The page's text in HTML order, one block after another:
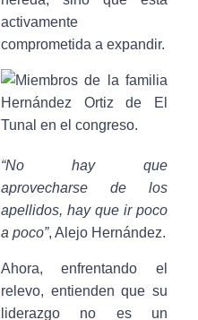
activamente
comprometida a expandir.
“No hay que
aprovecharse de los
apellidos, hay que ir poco
a poco”, Alejo Hernández.
Ahora, enfrentando el
relevo, entienden que su
liderazgo no es un